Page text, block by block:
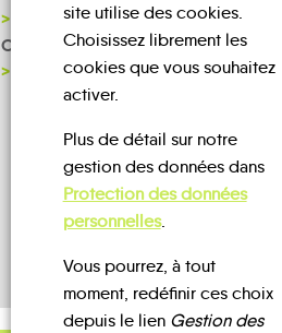
COMMUNAUTÉ DE COMMUNES
CENTRE-OUEST
NOTRE PAGE D'INSCRIPTION
site utilise des cookies.
Choisissez librement les
cookies que vous souhaitez
activer.
Plus de détail sur notre
gestion des données dans
Protection des données
personnelles.
Vous pourrez, à tout
moment, redéfinir ces choix
depuis le lien Gestion des